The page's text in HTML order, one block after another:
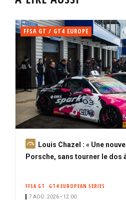
FFSA GT / GT4 EUROPE
A
b
Louis Chazel : « Une
Porsche, sans tourner le dos
FFSA GT GT4 EUROPEAN SERIES
7 AOÛ. 2026 • 12:00